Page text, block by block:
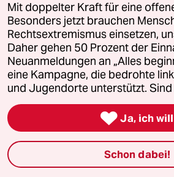
Guten Tach
24.08.2015,14:03 Uhr
@LittleRedRooster:
Immer locker
oder nicht, wenn
bedenkt, hatter
Herr Dloch.
Denn ohne Druck
hat sich noch nie was
So und jetzt nen Spliff...
Mit doppelter Kraft für eine
Besonders jetzt brauchen
Rechtsextremismus einsetzen,
Daher gehen 50 Prozent der
Neuanmeldungen an „Alles
eine Kampagne, die bedrohte
und Jugendorte unterstützt. Sind
 Ja, ich will
Schon dabei!